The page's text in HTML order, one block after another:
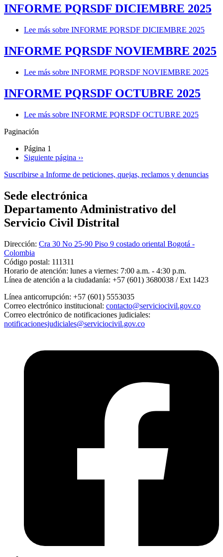
INFORME PQRSDF DICIEMBRE 2025
Lee más sobre INFORME PQRSDF DICIEMBRE 2025
INFORME PQRSDF NOVIEMBRE 2025
Lee más sobre INFORME PQRSDF NOVIEMBRE 2025
INFORME PQRSDF OCTUBRE 2025
Lee más sobre INFORME PQRSDF OCTUBRE 2025
Paginación
Página 1
Siguiente página ››
Suscribirse a Informe de peticiones, quejas, reclamos y denuncias
Sede electrónica
Departamento Administrativo del
Servicio Civil Distrital
Dirección: Cra 30 No 25-90 Piso 9 costado oriental Bogotá -
Colombia
Código postal: 111311
Horario de atención: lunes a viernes: 7:00 a.m. - 4:30 p.m.
Línea de atención a la ciudadanía: +57 (601) 3680038 / Ext 1423
Línea anticorrupción: +57 (601) 5553035
Correo electrónico institucional: contacto@serviciocivil.gov.co
Correo electrónico de notificaciones judiciales:
notificacionesjudiciales@serviciocivil.gov.co